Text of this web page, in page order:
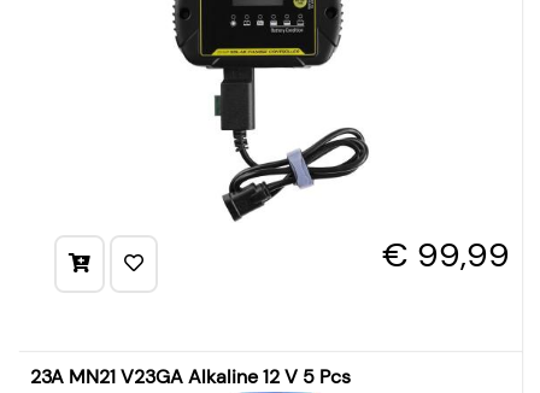
€ 99,99
23A MN21 V23GA Alkaline 12 V 5 Pcs